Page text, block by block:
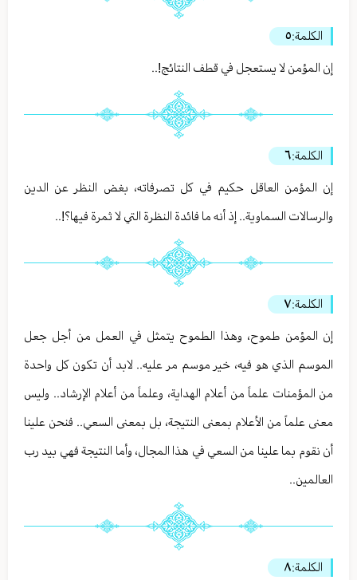
الكلمة:٥
إن المؤمن لا يستعجل في قطف النتائج!..
الكلمة:٦
إن المؤمن العاقل حكيم في كل تصرفاته، بغض النظر عن الدين
والرسالات السماوية.. إذ أنه ما فائدة النظرة التي لا ثمرة فيها؟!..
الكلمة:٧
إن المؤمن طموح، وهذا الطموح يتمثل في العمل من أجل جعل
الموسم الذي هو فيه، خير موسم مر عليه.. لابد أن تكون كل واحدة
من المؤمنات علماً من أعلام الهداية، وعلماً من أعلام الإرشاد.. وليس
معنى علماً من الأعلام بمعنى النتيجة، بل بمعنى السعي.. فنحن علينا
أن نقوم بما علينا من السعي في هذا المجال، وأما النتيجة فهي بيد رب
العالمين..
الكلمة:٨